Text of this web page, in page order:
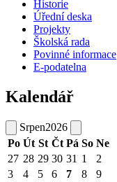
Historie
Úřední deska
Projekty
Školská rada
Povinné informace
E-podatelna
Kalendář
Srpen2026
Po Út St Čt Pá So Ne
27 28 29 30 31 1
2
3
4 5 6 7 8
9